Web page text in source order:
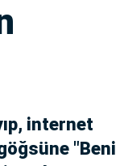
internet
"Beni